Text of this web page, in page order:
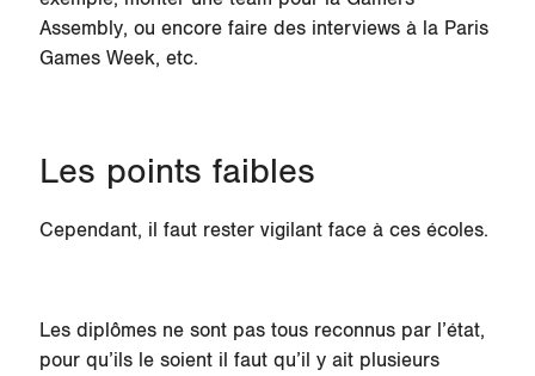
Assembly, ou encore faire des interviews à la Paris
Games Week, etc.
Les points faibles
Cependant, il faut rester vigilant face à ces écoles.
Les diplômes ne sont pas tous reconnus par l’état,
pour qu’ils le soient il faut qu’il y ait plusieurs